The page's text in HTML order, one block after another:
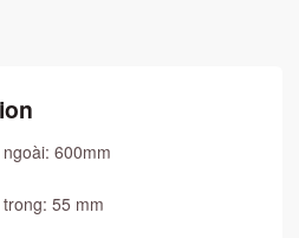
600mm
55 mm